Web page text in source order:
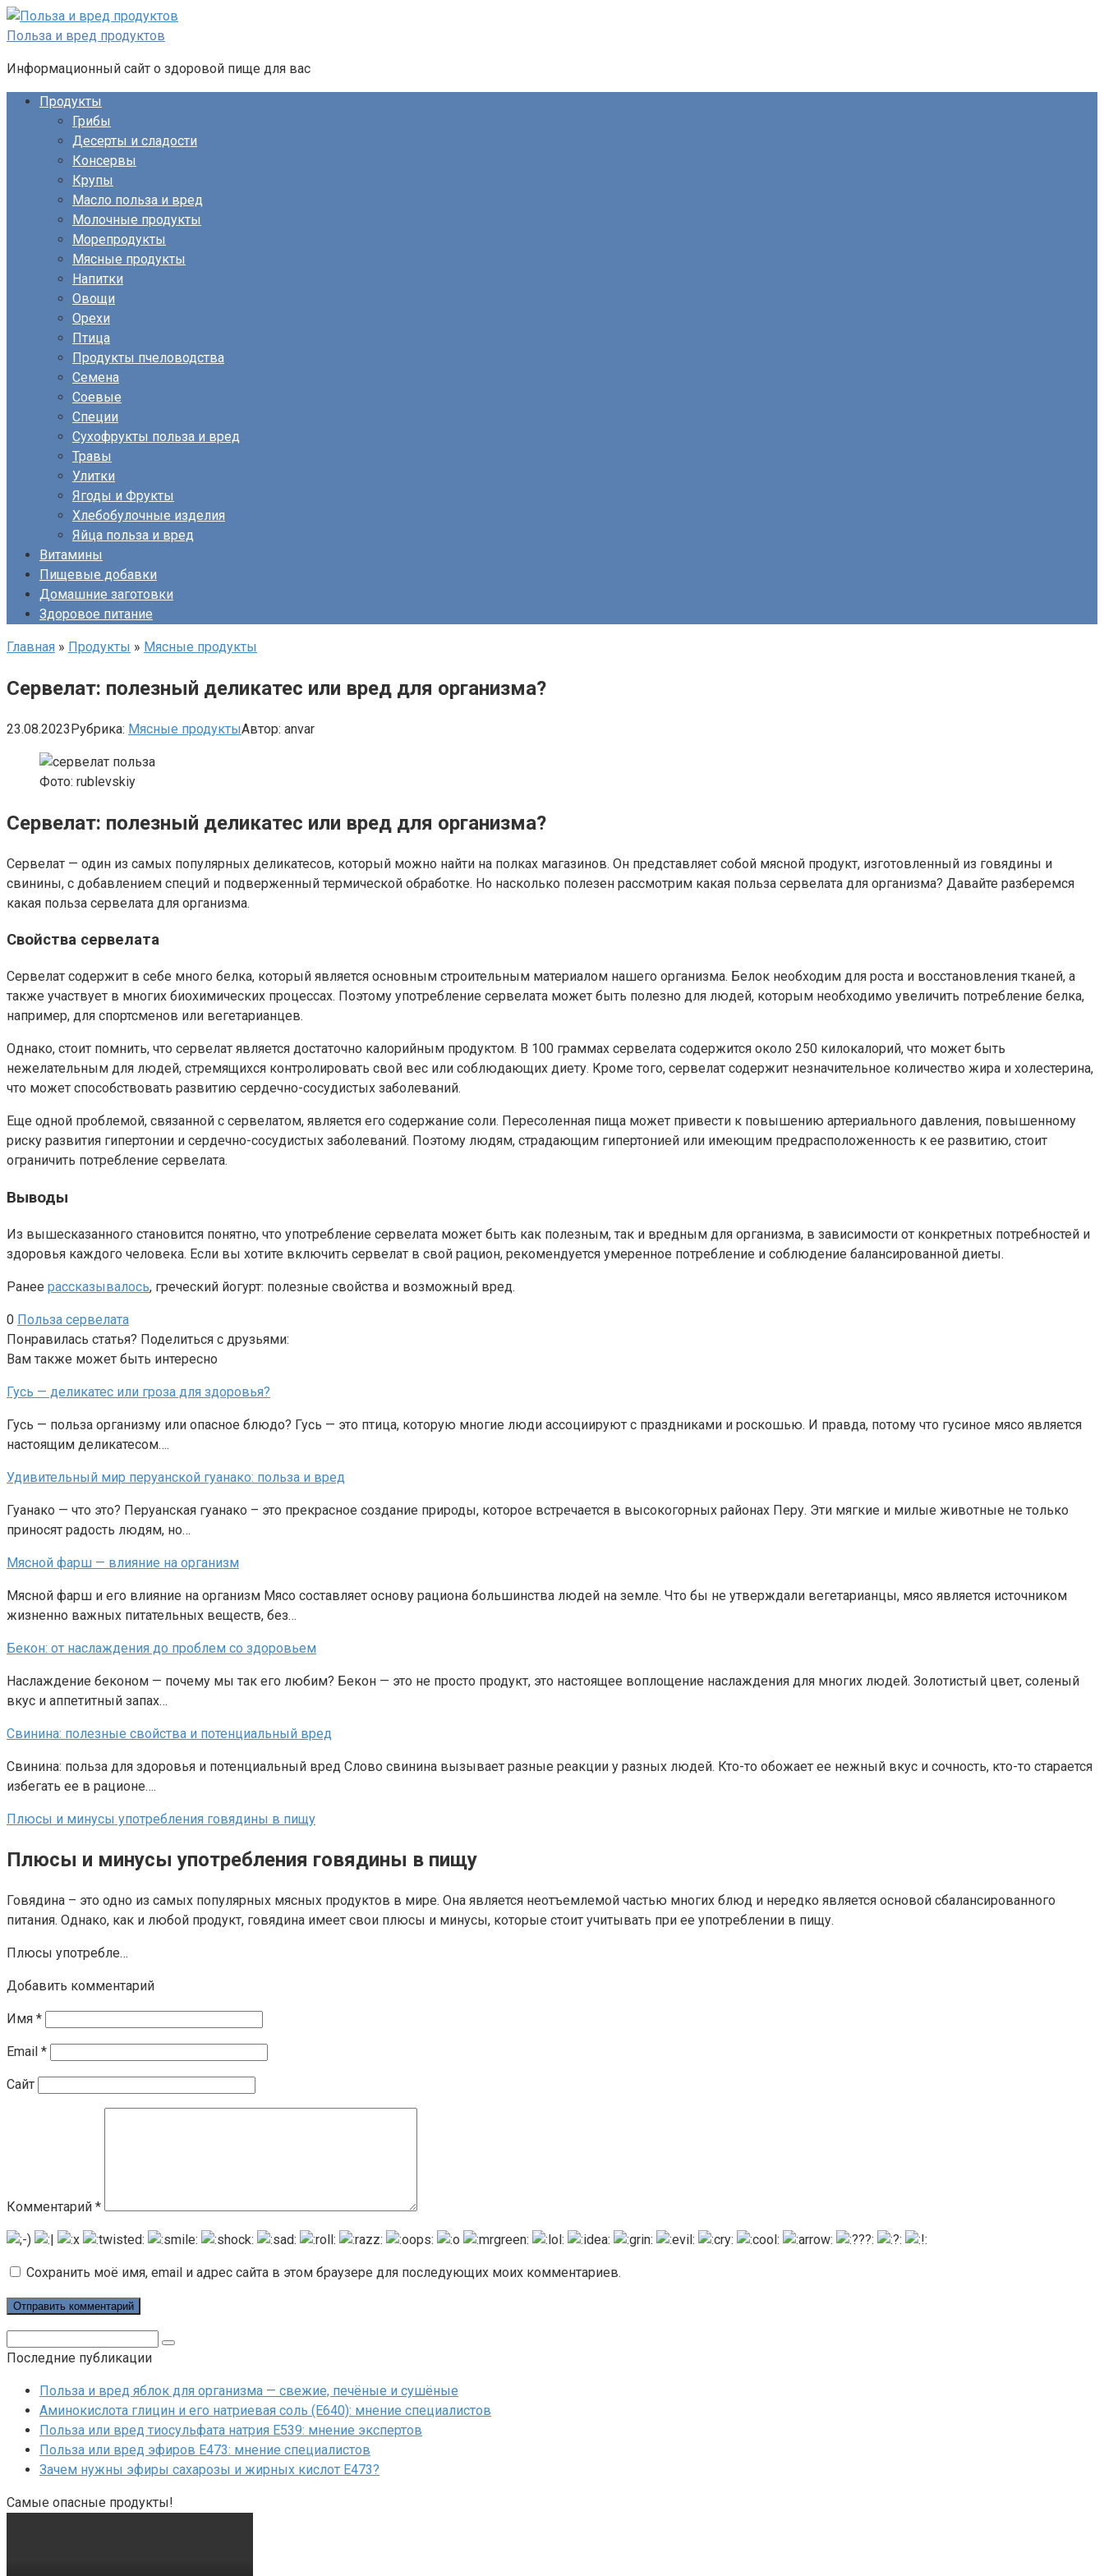
Перейти
к
Польза и вред продуктов
Информационный сайт о здоровой пище для вас
Продукты
Грибы
Десерты и сладости
Консервы
Крупы
Масло польза и вред
Молочные продукты
Морепродукты
Мясные продукты
Напитки
Овощи
Орехи
Птица
Продукты пчеловодства
Семена
Соевые
Специи
Сухофрукты польза и вред
Травы
Улитки
Ягоды и Фрукты
Хлебобулочные изделия
Яйца польза и вред
Витамины
Пищевые добавки
Домашние заготовки
Здоровое питание
Главная » Продукты » Мясные продукты
Сервелат: полезный деликатес или вред для организма?
23.08.2023Рубрика: Мясные продуктыАвтор: anvar
Фото: rublevskiy
Сервелат: полезный деликатес или вред для организма?
Сервелат — один из самых популярных деликатесов, который можно найти на полках магазинов. Он представляет собой мясной продукт, изготовленный из говядины и
свинины, с добавлением специй и подверженный термической обработке. Но насколько полезен рассмотрим какая польза сервелата для организма? Давайте разберемся
какая польза сервелата для организма.
Свойства сервелата
Сервелат содержит в себе много белка, который является основным строительным материалом нашего организма. Белок необходим для роста и восстановления тканей, а
также участвует в многих биохимических процессах. Поэтому употребление сервелата может быть полезно для людей, которым необходимо увеличить потребление белка,
например, для спортсменов или вегетарианцев.
Однако, стоит помнить, что сервелат является достаточно калорийным продуктом. В 100 граммах сервелата содержится около 250 килокалорий, что может быть
нежелательным для людей, стремящихся контролировать свой вес или соблюдающих диету. Кроме того, сервелат содержит незначительное количество жира и холестерина,
что может способствовать развитию сердечно-сосудистых заболеваний.
Еще одной проблемой, связанной с сервелатом, является его содержание соли. Пересоленная пища может привести к повышению артериального давления, повышенному
риску развития гипертонии и сердечно-сосудистых заболеваний. Поэтому людям, страдающим гипертонией или имеющим предрасположенность к ее развитию, стоит
ограничить потребление сервелата.
Выводы
Из вышесказанного становится понятно, что употребление сервелата может быть как полезным, так и вредным для организма, в зависимости от конкретных потребностей и
здоровья каждого человека. Если вы хотите включить сервелат в свой рацион, рекомендуется умеренное потребление и соблюдение балансированной диеты.
Ранее рассказывалось, греческий йогурт: полезные свойства и возможный вред.
0 Польза сервелата
Понравилась статья? Поделиться с друзьями:
Вам также может быть интересно
Гусь — деликатес или гроза для здоровья?
Гусь — польза организму или опасное блюдо? Гусь — это птица, которую многие люди ассоциируют с праздниками и роскошью. И правда, потому что гусиное мясо является
настоящим деликатесом….
Удивительный мир перуанской гуанако: польза и вред
Гуанако — что это? Перуанская гуанако – это прекрасное создание природы, которое встречается в высокогорных районах Перу. Эти мягкие и милые животные не только
приносят радость людям, но…
Мясной фарш — влияние на организм
Мясной фарш и его влияние на организм Мясо составляет основу рациона большинства людей на земле. Что бы не утверждали вегетарианцы, мясо является источником
жизненно важных питательных веществ, без…
Бекон: от наслаждения до проблем со здоровьем
Наслаждение беконом — почему мы так его любим? Бекон — это не просто продукт, это настоящее воплощение наслаждения для многих людей. Золотистый цвет, соленый
вкус и аппетитный запах…
Свинина: полезные свойства и потенциальный вред
Свинина: польза для здоровья и потенциальный вред Слово свинина вызывает разные реакции у разных людей. Кто-то обожает ее нежный вкус и сочность, кто-то старается
избегать ее в рационе….
Плюсы и минусы употребления говядины в пищу
Плюсы и минусы употребления говядины в пищу
Говядина – это одно из самых популярных мясных продуктов в мире. Она является неотъемлемой частью многих блюд и нередко является основой сбалансированного
питания. Однако, как и любой продукт, говядина имеет свои плюсы и минусы, которые стоит учитывать при ее употреблении в пищу.
Плюсы употребле…
Добавить комментарий
Имя *
Email *
Сайт
Комментарий *
Сохранить моё имя, email и адрес сайта в этом браузере для последующих моих комментариев.
Последние публикации
Польза и вред яблок для организма — свежие, печёные и сушёные
Аминокислота глицин и его натриевая соль (Е640): мнение специалистов
Польза или вред тиосульфата натрия Е539: мнение экспертов
Польза или вред эфиров Е473: мнение специалистов
Зачем нужны эфиры сахарозы и жирных кислот Е473?
Самые опасные продукты!